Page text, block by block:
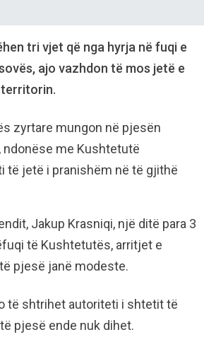
tri vjet që nga hyrja në fuqi e
ajo vazhdon të mos jetë e
zyrtare mungon në pjesën
ndonëse me Kushtetutë
të jetë i pranishëm në të gjithë
Jakup Krasniqi, një ditë para 3
të Kushtetutës, arritjet e
pjesë janë modeste.
të shtrihet autoriteti i shtetit të
pjesë ende nuk dihet.